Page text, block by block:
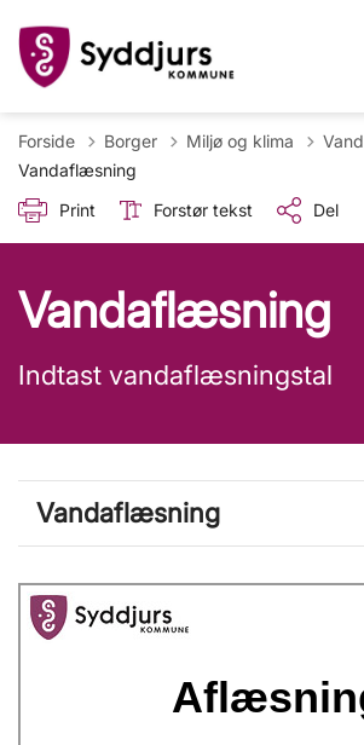
Forside Borger Miljø og klima Vand
Vandaflæsning
Print
Forstør tekst Del
Vandaflæsning
Indtast vandaflæsningstal
Vandaflæsning